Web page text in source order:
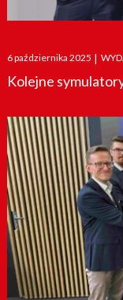
Posted
on
6 października 2025 |
Kolejne